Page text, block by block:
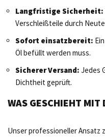
Langfristige Sicherheit:
Verschleißteile durch
Sofort einsatzbereit:
Öl befüllt werden muss.
Sicherer Versand: Jedes
Dichtheit geprüft.
WAS GESCHIEHT MIT
Unser professioneller Ansatz